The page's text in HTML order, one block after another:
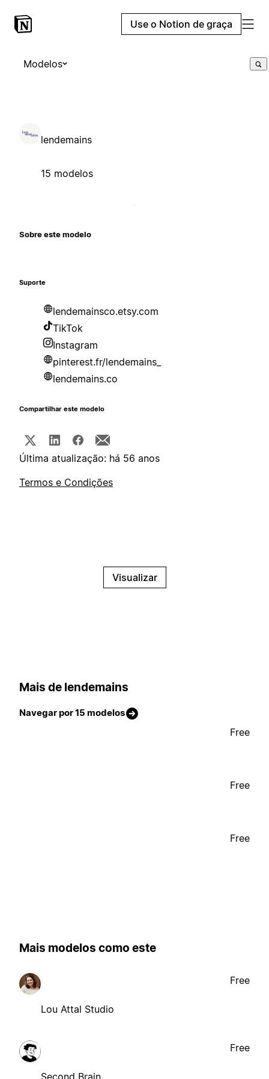
Use o Notion de graça
Modelos
lendemains
15 modelos
Sobre este modelo
Suporte
lendemainsco.etsy.com
TikTok
Instagram
pinterest.fr/lendemains_
lendemains.co
Compartilhar este modelo
Última atualização: há 56 anos
Termos e Condições
Visualizar
Mais de lendemains
Navegar por 15 modelos
Free
Free
Free
Mais modelos como este
Lou Attal Studio
Free
Second Brain
Free